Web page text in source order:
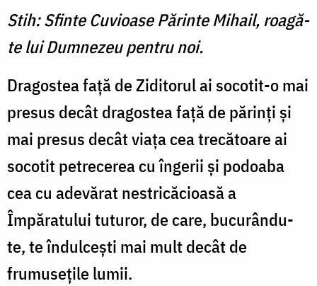
Stih: Sfinte Cuvioase Părinte Mihail, roagă-
te lui Dumnezeu pentru noi.
Dragostea faţă de Ziditorul ai socotit-o mai
presus decât dragostea faţă de părinţi şi
mai presus decât viaţa cea trecătoare ai
socotit petrecerea cu îngerii şi podoaba
cea cu adevărat nestricăcioasă a
Împăratului tuturor, de care, bucurându-
te, te îndulceşti mai mult decât de
frumuseţile lumii.